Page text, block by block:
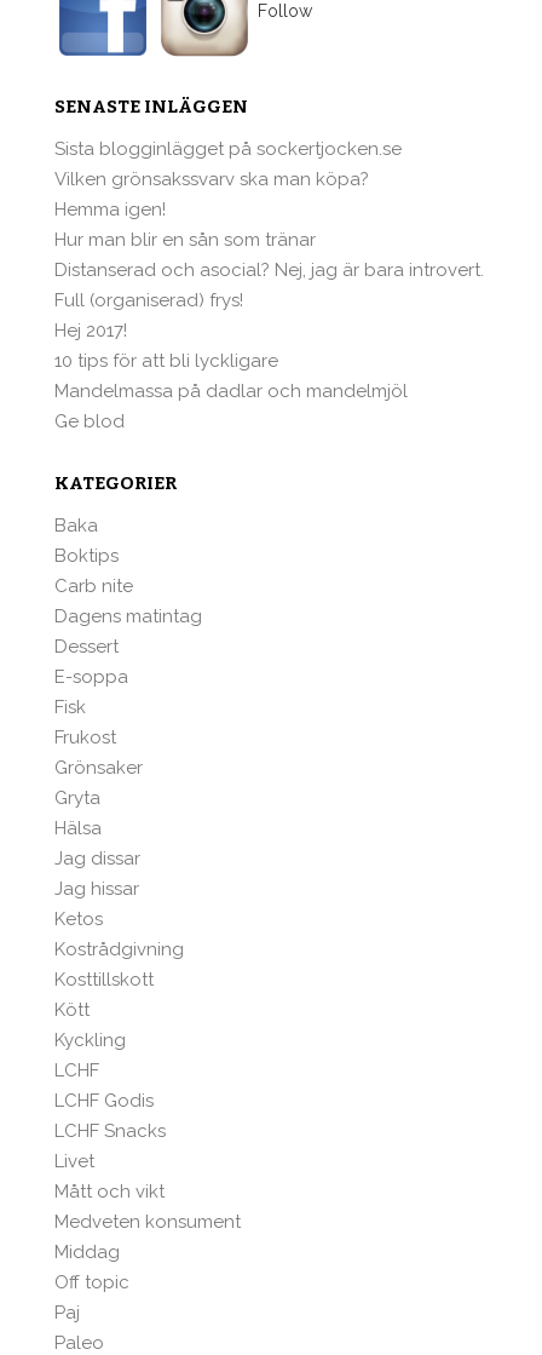
Follow
SENASTE INLÄGGEN
Sista blogginlägget på sockertjocken.se
Vilken grönsakssvarv ska man köpa?
Hemma igen!
Hur man blir en sån som tränar
Distanserad och asocial? Nej, jag är bara introvert.
Full (organiserad) frys!
Hej 2017!
10 tips för att bli lyckligare
Mandelmassa på dadlar och mandelmjöl
Ge blod
KATEGORIER
Baka
Boktips
Carb nite
Dagens matintag
Dessert
E-soppa
Fisk
Frukost
Grönsaker
Gryta
Hälsa
Jag dissar
Jag hissar
Ketos
Kostrådgivning
Kosttillskott
Kött
Kyckling
LCHF
LCHF Godis
LCHF Snacks
Livet
Mått och vikt
Medveten konsument
Middag
Off topic
Paj
Paleo